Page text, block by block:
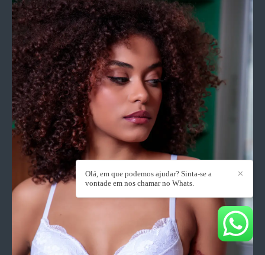
✕
Olá, em que podemos ajudar? Sinta-se a
vontade em nos chamar no Whats.